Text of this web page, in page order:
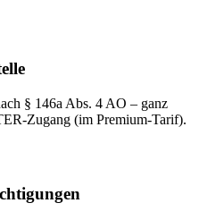
§ 146a Abs. 4 AO – ganz
Zugang (im Premium-Tarif).